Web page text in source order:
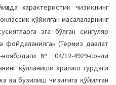
характеристик чизиқнинг
қўйилган масалаларнинг
эга бўлган сингуляр
фойдаланилган (Термиз давлат
ноябрдаги № 04/12-4929-сонли
қўлланиши аралаш турдаги
ва бузилиш чизиғига қўйилган